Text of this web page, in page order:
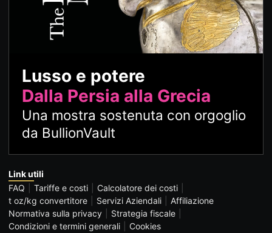
Lusso e potere
Dalla Persia alla Grecia
Una mostra sostenuta con orgoglio
da BullionVault
Link utili
FAQ
Tariffe e costi
Calcolatore dei costi
t oz/kg convertitore
Servizi Aziendali
Affiliazione
Normativa sulla privacy
Strategia fiscale
Condizioni e termini generali
Cookies